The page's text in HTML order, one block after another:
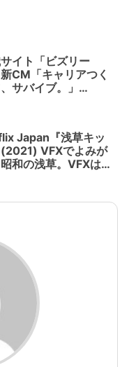
イト「ビズリー
CM「キャリアつく
サバイブ。」
ブルシティスタジ
影
Japan『浅草キッ
(2021) VFXでよみが
和の浅草。VFXは